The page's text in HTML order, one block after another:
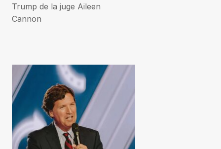
Trump de la juge Aileen
Cannon